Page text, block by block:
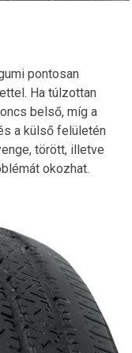
pontosan
Ha túlzottan
belső, míg a
a külső felületén
törött, illetve
okozhat.